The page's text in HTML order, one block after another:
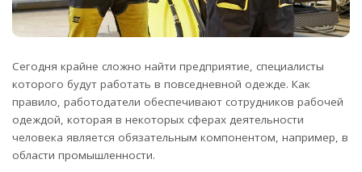
Сегодня крайне сложно найти предприятие, специалисты
которого будут работать в повседневной одежде. Как
правило, работодатели обеспечивают сотрудников рабочей
одеждой, которая в некоторых сферах деятельности
человека является обязательным компонентом, например, в
области промышленности.